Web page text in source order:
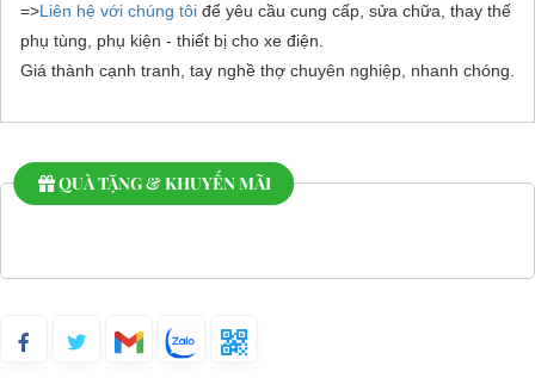
=>Liên hệ với chúng tôi để yêu cầu cung cấp, sửa chữa, thay thế
phụ tùng, phụ kiện - thiết bị cho xe điện.
Giá thành cạnh tranh, tay nghề thợ chuyên nghiệp, nhanh chóng.
QUÀ TẶNG & KHUYẾN MÃI